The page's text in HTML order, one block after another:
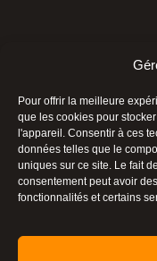
Pour offrir la meilleure
que les cookies pour
l'appareil. Consentir à ces
données telles que le
uniques sur ce site. Le fait
consentement peut avoir
fonctionnalités et certains
Ce site a été financé à
réponse de